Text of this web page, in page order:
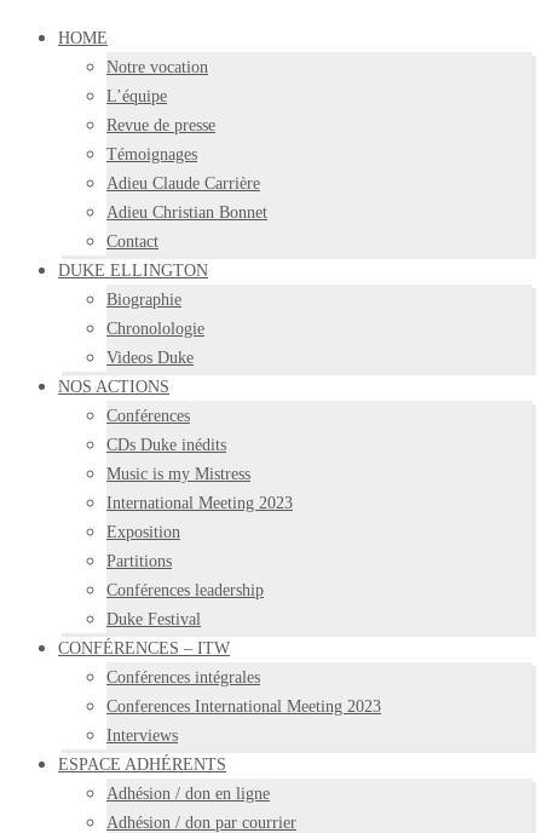
HOME
Notre vocation
L’équipe
Revue de presse
Témoignages
Adieu Claude Carrière
Adieu Christian Bonnet
Contact
DUKE ELLINGTON
Biographie
Chronolologie
Videos Duke
NOS ACTIONS
Conférences
CDs Duke inédits
Music is my Mistress
International Meeting 2023
Exposition
Partitions
Conférences leadership
Duke Festival
CONFÉRENCES – ITW
Conférences intégrales
Conferences International Meeting 2023
Interviews
ESPACE ADHÉRENTS
Adhésion / don en ligne
Adhésion / don par courrier